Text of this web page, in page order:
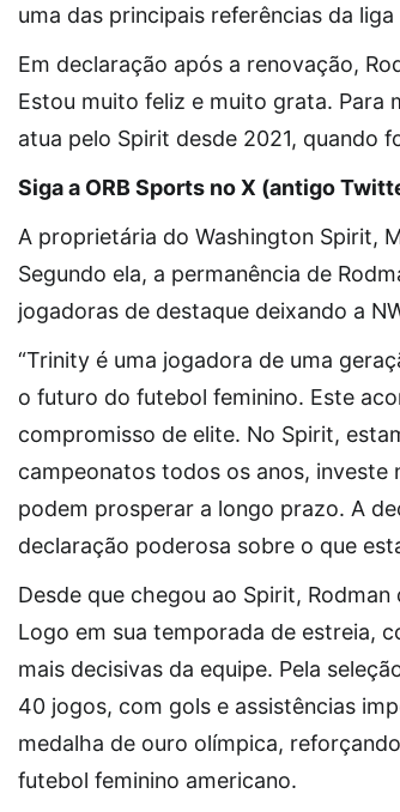
uma das principais referências da
Em declaração após a renovação,
Estou muito feliz e muito grata. Para
atua pelo Spirit desde 2021, quando
Siga a ORB Sports no X (antigo
A proprietária do Washington Spirit,
Segundo ela, a permanência de
jogadoras de destaque deixando a
“Trinity é uma jogadora de uma
o futuro do futebol feminino. Este
compromisso de elite. No Spirit,
campeonatos todos os anos, investe
podem prosperar a longo prazo. A
declaração poderosa sobre o que
Desde que chegou ao Spirit,
Logo em sua temporada de estreia,
mais decisivas da equipe. Pela
40 jogos, com gols e assistências
medalha de ouro olímpica,
futebol feminino americano.